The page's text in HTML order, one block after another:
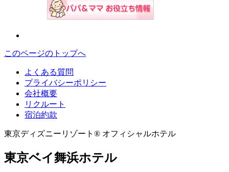
このページのトップへ
よくある質問
プライバシーポリシー
会社概要
リクルート
宿泊約款
東京ディズニーリゾート® オフィシャルホテル
東京ベイ舞浜ホテル